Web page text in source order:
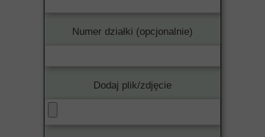
Numer działki (opcjonalnie)
Dodaj plik/zdjęcie